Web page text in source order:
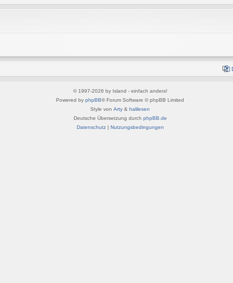
© 1997-2026 by Island - einfach anders!
Powered by phpBB® Forum Software © phpBB Limited
Style von Arty & halilesen
Deutsche Übersetzung durch phpBB.de
Datenschutz| Nutzungsbedingungen